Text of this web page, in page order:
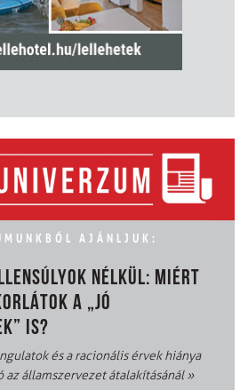
AJÁNLJUK:
NÉLKÜL: MIÉRT
A „JÓ
IS?
és a racionális érvek hiánya
az államszervezet átalakításánál»